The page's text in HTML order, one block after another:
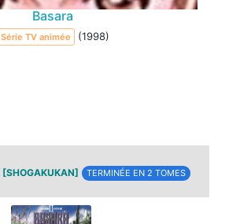
Basara
Série TV animée (1998)
[SHOGAKUKAN] TERMINÉE EN 2 TOMES